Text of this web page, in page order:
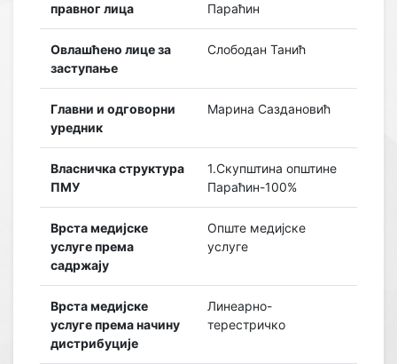
правног лица
Параћин
Овлашћено лице за
заступање
Слободан Танић
Главни и одговорни
уредник
Марина Саздановић
Власничка структура
ПМУ
1.Скупштина општине
Параћин-100%
Врста медијске
услуге према
садржају
Опште медијске
услуге
Врста медијске
услуге према начину
дистрибуције
Линеарно-
терестричко